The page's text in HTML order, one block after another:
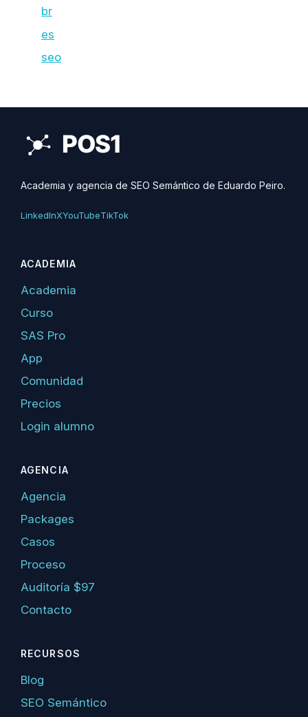
br
es
seo
Academia y agencia de SEO Semántico de Eduardo Peiro.
LinkedInXYouTubeTikTok
ACADEMIA
Academia
Curso
SAS Pro
App
Comunidad
Precios
Login alumno
AGENCIA
Agencia
Packages
Casos
Proceso
Auditoría $97
Contacto
RECURSOS
Blog
SEO Semántico